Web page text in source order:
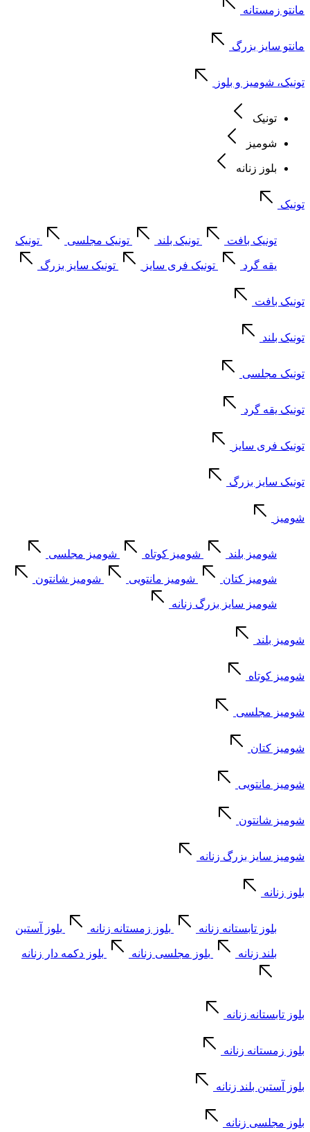
مانتو زمستانه
مانتو سایز بزرگ
تونیک، شومیز و بلوز
تونیک
شومیز
بلوز زنانه
تونیک
تونیک بافت تونیک بلند تونیک مجلسی تونیک
یقه گرد تونیک فری سایز تونیک سایز بزرگ
تونیک بافت
تونیک بلند
تونیک مجلسی
تونیک یقه گرد
تونیک فری سایز
تونیک سایز بزرگ
شومیز
شومیز بلند شومیز کوتاه شومیز مجلسی
شومیز کتان شومیز مانتویی شومیز شانتون
شومیز سایز بزرگ زنانه
شومیز بلند
شومیز کوتاه
شومیز مجلسی
شومیز کتان
شومیز مانتویی
شومیز شانتون
شومیز سایز بزرگ زنانه
بلوز زنانه
بلوز تابستانه زنانه بلوز زمستانه زنانه بلوز آستین
بلند زنانه بلوز مجلسی زنانه بلوز دکمه دار زنانه
بلوز تابستانه زنانه
بلوز زمستانه زنانه
بلوز آستین بلند زنانه
بلوز مجلسی زنانه